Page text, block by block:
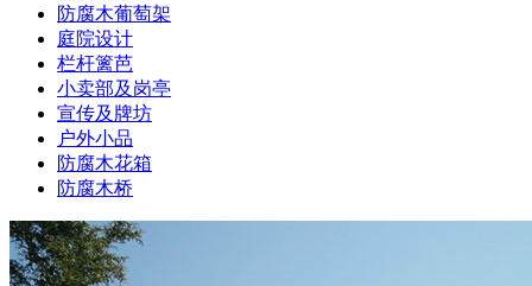
防腐木葡萄架
庭院设计
栏杆篱芭
小卖部及岗亭
宣传及牌坊
户外小品
防腐木花箱
防腐木桥